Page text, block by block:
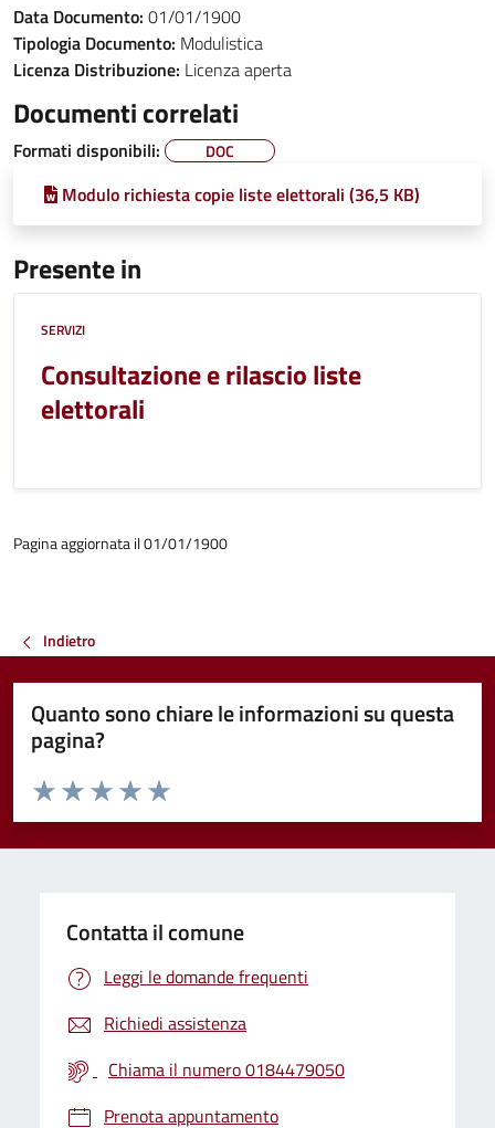
Data Documento: 01/01/1900
Tipologia Documento: Modulistica
Licenza Distribuzione: Licenza aperta
Documenti correlati
Formati disponibili: DOC
Modulo richiesta copie liste elettorali (36,5 KB)
Presente in
SERVIZI
Consultazione e rilascio liste
elettorali
Pagina aggiornata il 01/01/1900
Indietro
Quanto sono chiare le informazioni su questa
pagina?
Valuta da 1 a 5 stelle la pagina
Valuta 5 stelle su 5
Valuta 4 stelle su 5
Valuta 3 stelle su 5
Valuta 2 stelle su 5
Valuta 1 stelle su 5
Contatta il comune
Leggi le domande frequenti
Richiedi assistenza
Chiama il numero 0184479050
Prenota appuntamento